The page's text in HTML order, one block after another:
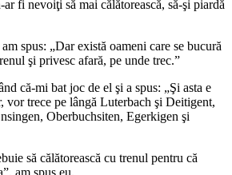
fi nevoiţi să mai călătorească, să-şi piardă
spus: „Dar există oameni care se bucură
şi privesc afară, pe unde trec.”
că-mi bat joc de el şi a spus: „Şi asta e
vor trece pe lângă Luterbach şi Deitigent,
Oberbuchsiten, Egerkigen şi
să călătorească cu trenul pentru că